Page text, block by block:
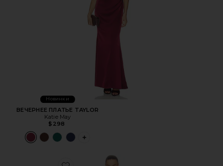
Новинки
ВЕЧЕРНЕЕ ПЛАТЬЕ TAYLOR
Katie May
$298
PLUS ICON TO SEE MORE OPTIONS